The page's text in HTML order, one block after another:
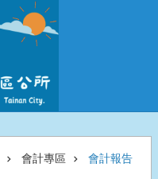
會計專區 會計報告